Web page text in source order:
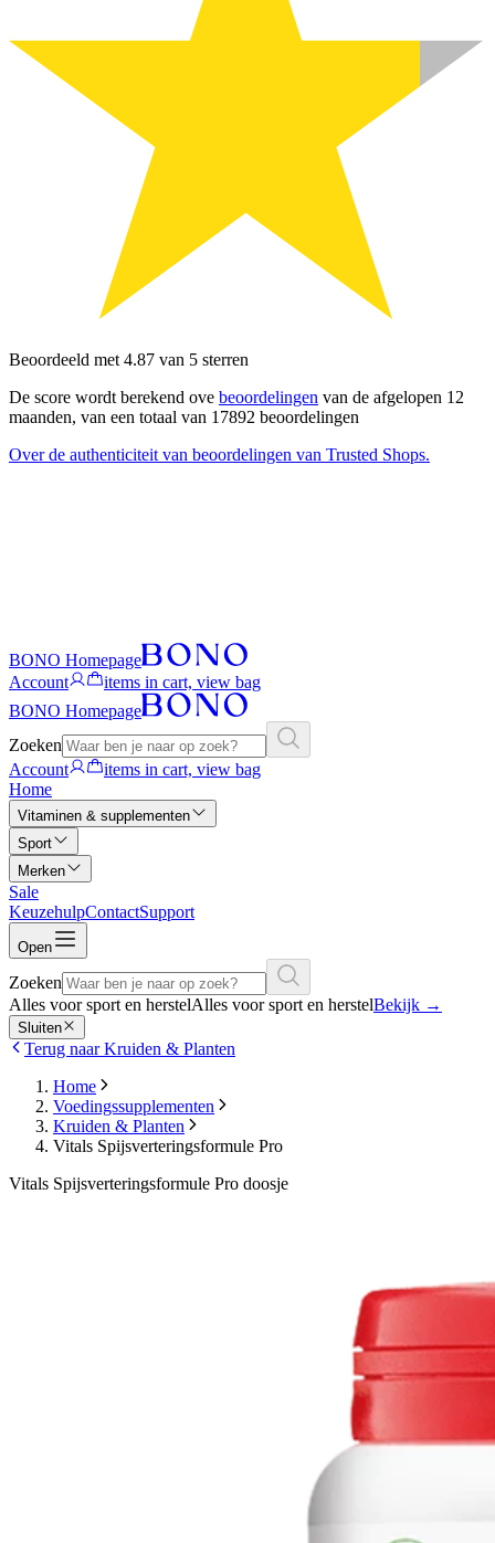
Beoordeeld met 4.87 van 5 sterren
De score wordt berekend ove beoordelingen van de afgelopen 12
maanden, van een totaal van 17892 beoordelingen
Over de authenticiteit van beoordelingen van Trusted Shops.
BONO Homepage
Account
items in cart, view bag
BONO Homepage
Zoeken
Account
items in cart, view bag
Home
Vitaminen & supplementen
Sport
Merken
Sale
KeuzehulpContactSupport
Open
Zoeken
Alles voor sport en herstelAlles voor sport en herstelBekijk →
Sluiten
Terug naar Kruiden & Planten
Home
Voedingssupplementen
Kruiden & Planten
Vitals Spijsverteringsformule Pro
Vitals Spijsverteringsformule Pro doosje